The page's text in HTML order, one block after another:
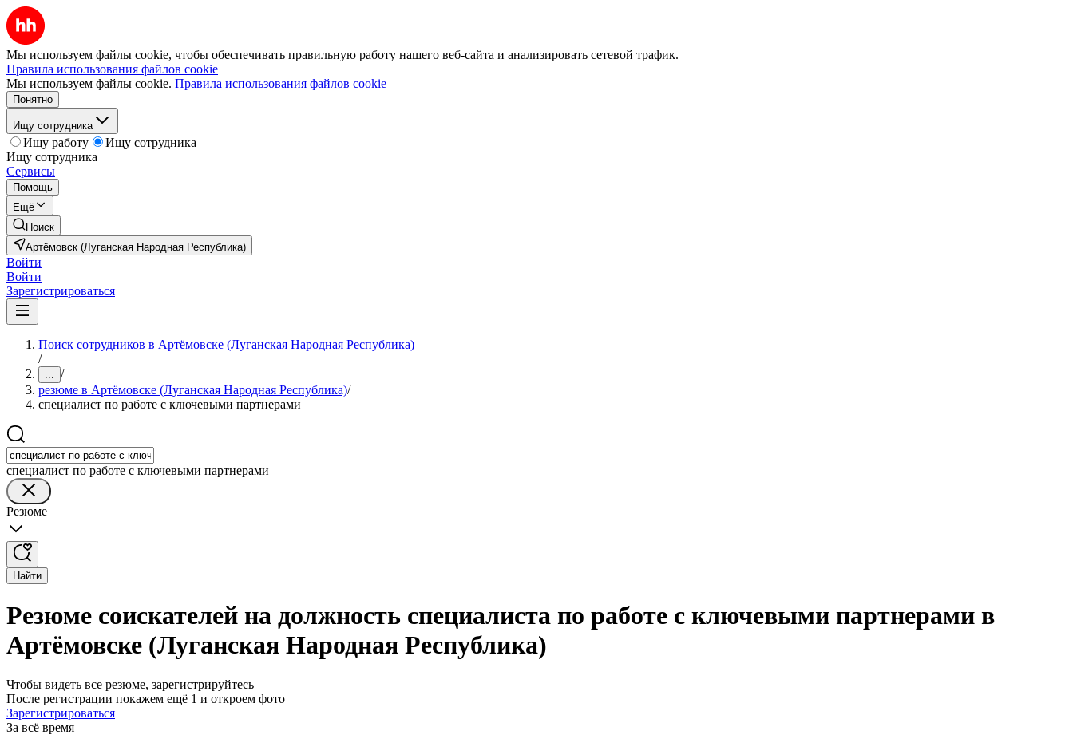
Мы используем файлы cookie, чтобы обеспечивать правильную работу нашего веб-сайта и анализировать сетевой трафик.
Правила использования файлов cookie
Мы используем файлы cookie. Правила использования файлов cookie
Понятно
Ищу сотрудника
Ищу работу
Ищу сотрудника
Ищу сотрудника
Сервисы
Помощь
Ещё
Поиск
Артёмовск (Луганская Народная Республика)
Войти
Войти
Зарегистрироваться
Поиск сотрудников в Артёмовске (Луганская Народная Республика)
/
... /
резюме в Артёмовске (Луганская Народная Республика)/
специалист по работе с ключевыми партнерами
специалист по работе с ключевыми партнерами
Резюме
Найти
Резюме соискателей на должность специалиста по работе с ключевыми партнерами в
Артёмовске (Луганская Народная Республика)
Чтобы видеть все резюме, зарегистрируйтесь
После регистрации покажем ещё 1 и откроем фото
Зарегистрироваться
За всё время